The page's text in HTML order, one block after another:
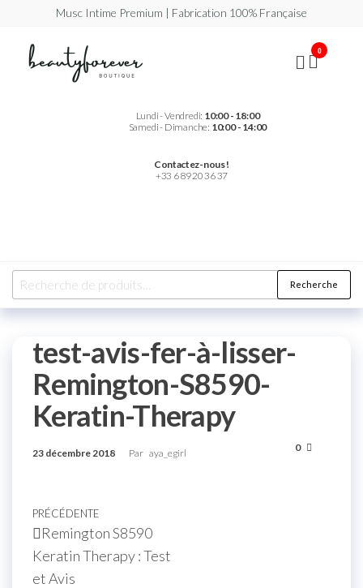
Musc Intime Premium | Fabrication 100% Française
Beautyforever
Lundi - Vendredi: 10:00 - 18:00
Samedi - Dimanche: 10:00 - 14:00
Contactez-nous !
+33 6 89 20 36 37
0
Recherche
test-avis-fer-à-lisser-
Remington-S8590-
Keratin-Therapy
23 décembre 2018 Par aya_egirl 0
PRÉCÉDENTE
Remington S8590
Keratin Therapy : Test
et Avis